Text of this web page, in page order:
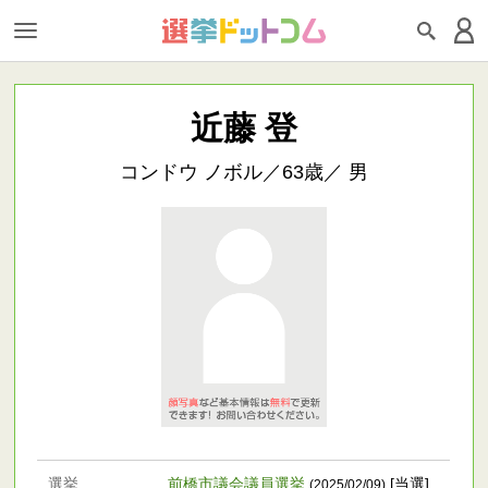
近藤 登
コンドウ ノボル／63歳／ 男
選挙 前橋市議会議員選挙 (2025/02/09) [当選]